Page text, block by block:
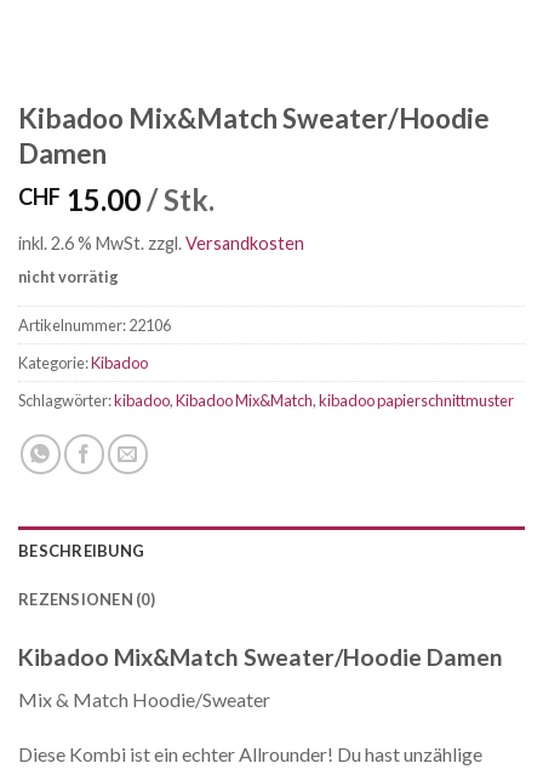
Kibadoo Mix&Match Sweater/Hoodie
Damen
CHF 15.00/ Stk.
inkl. 2.6 % MwSt. zzgl.Versandkosten
nicht vorrätig
Artikelnummer:22106
Kategorie:Kibadoo
Schlagwörter:kibadoo,Kibadoo Mix&Match,kibadoo papierschnittmuster
BESCHREIBUNG
REZENSIONEN (0)
Kibadoo Mix&Match Sweater/Hoodie Damen
Mix & Match Hoodie/Sweater
Diese Kombi ist ein echter Allrounder! Du hast unzählige